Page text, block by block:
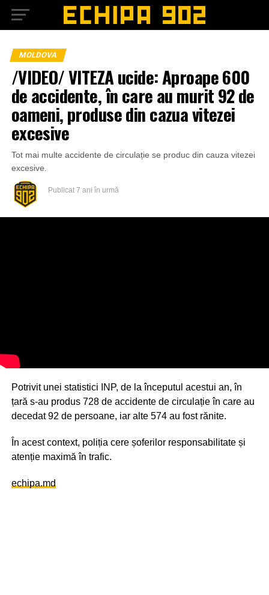
MOLDOVA
/VIDEO/ VITEZA ucide: Aproape 600
de accidente, în care au murit 92 de
oameni, produse din cazua vitezei
excesive
Tot mai multe accidente de circulație se produc din cauza vitezei
excesive.
Publicat 7 ani în urmă
Potrivit unei statistici INP, de la începutul acestui an, în
țară s-au produs 728 de accidente de circulație în care au
decedat 92 de persoane, iar alte 574 au fost rănite.
În acest context, poliția cere șoferilor responsabilitate și
atenție maximă în trafic.
echipa.md